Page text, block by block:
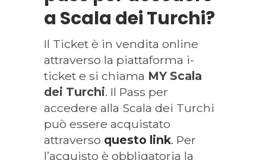
a Scala dei Turchi?
Il Ticket è in vendita online
attraverso la piattaforma i-
ticket e si chiama MY Scala
dei Turchi. Il Pass per
accedere alla Scala dei Turchi
può essere acquistato
attraverso questo link. Per
l’acquisto è obbligatoria la